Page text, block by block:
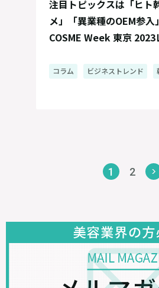
注目トピックスは「ヒト
メ」「異業種のOEM参入
COSME Week 東京 2023
コラム ビジネストレンド
1 2